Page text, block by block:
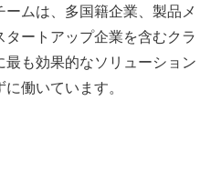
ムは、多国籍企業、製品メ
ートアップ企業を含むクラ
も効果的なソリューション
働いています。